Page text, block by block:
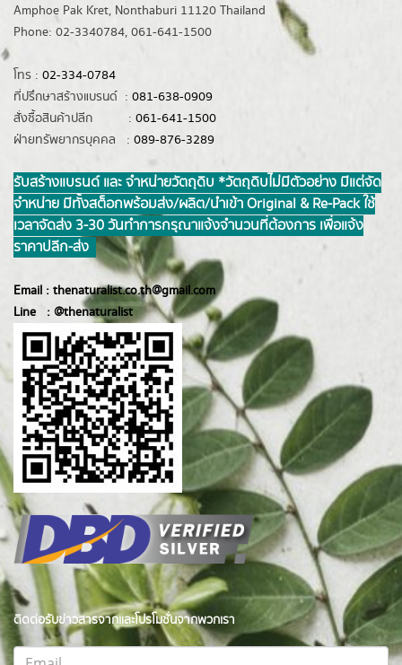
Amphoe Pak Kret, Nonthaburi 11120 Thailand
Phone: 02-3340784, 061-641-1500
โทร : 02-334-0784
ที่ปรึกษาสร้างแบรนด์ : 081-638-0909
สั่งซื้อสินค้าปลีก : 061-641-1500
ฝ่ายทรัพยากรบุคคล : 089-876-3289
รับสร้างแบรนด์ และ จำหน่ายวัตถุดิบ *วัตถุดิบไม่มีตัวอย่าง มีแต่จัด
จำหน่าย มีทั้งสต็อกพร้อมส่ง/ผลิต/นำเข้า Original & Re-Pack ใช้
เวลาจัดส่ง 3-30 วันทำการ กรุณาแจ้งจำนวนที่ต้องการ เพื่อแจ้ง
ราคาปลีก-ส่ง
Email : thenaturalist.co.th@gmail.com
Line : @thenaturalist
ติดต่อรับข่าวสารจากและโปรโมชั่นจากพวกเรา